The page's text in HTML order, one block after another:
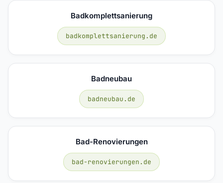
Badkomplettsanierung
badkomplettsanierung.de
Badneubau
badneubau.de
Bad-Renovierungen
bad-renovierungen.de